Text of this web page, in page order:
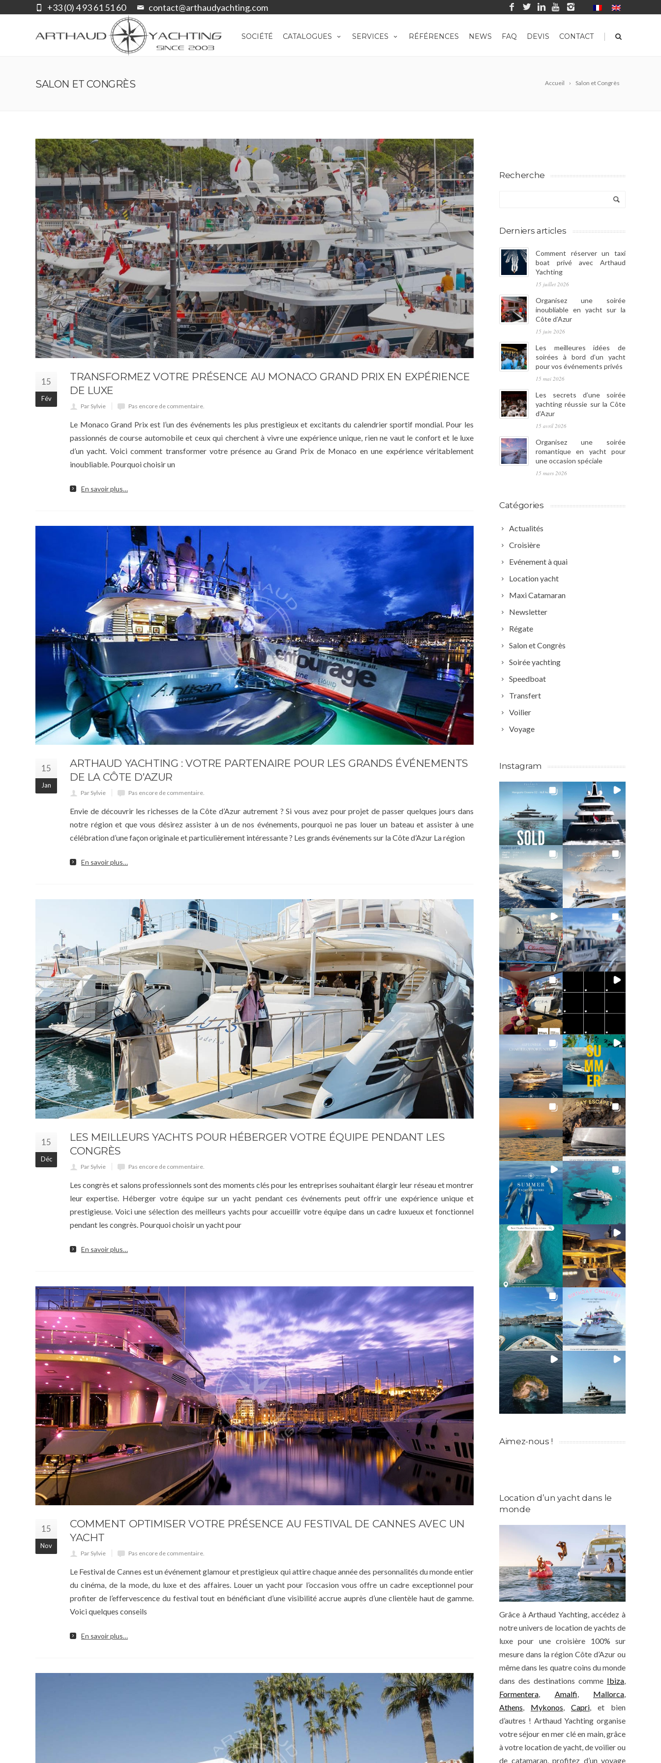
contact@arthaudyachting.com
+33 (0) 4 93 61 51 60
SOCIÉTÉ CATALOGUES SERVICES RÉFÉRENCES NEWS FAQ DEVIS CONTACT |
Accueil Salon et Congrès
SALON ET CONGRÈS
15
Fév
TRANSFORMEZ VOTRE PRÉSENCE AU MONACO GRAND PRIX EN EXPÉRIENCE
DE LUXE
Par Sylvie Pas encore de commentaire.
Le Monaco Grand Prix est l’un des événements les plus prestigieux et excitants du calendrier sportif mondial. Pour les
passionnés de course automobile et ceux qui cherchent à vivre une expérience unique, rien ne vaut le confort et le luxe
d’un yacht. Voici comment transformer votre présence au Grand Prix de Monaco en une expérience véritablement
inoubliable. Pourquoi choisir un
En savoir plus…
15
Jan
ARTHAUD YACHTING : VOTRE PARTENAIRE POUR LES GRANDS ÉVÉNEMENTS
DE LA CÔTE D’AZUR
Par Sylvie Pas encore de commentaire.
Envie de découvrir les richesses de la Côte d’Azur autrement ? Si vous avez pour projet de passer quelques jours dans
notre région et que vous désirez assister à un de nos événements, pourquoi ne pas louer un bateau et assister à une
célébration d’une façon originale et particulièrement intéressante ? Les grands événements sur la Côte d’Azur La région
En savoir plus…
15
Déc
LES MEILLEURS YACHTS POUR HÉBERGER VOTRE ÉQUIPE PENDANT LES
CONGRÈS
Par Sylvie Pas encore de commentaire.
Les congrès et salons professionnels sont des moments clés pour les entreprises souhaitant élargir leur réseau et montrer
leur expertise. Héberger votre équipe sur un yacht pendant ces événements peut offrir une expérience unique et
prestigieuse. Voici une sélection des meilleurs yachts pour accueillir votre équipe dans un cadre luxueux et fonctionnel
pendant les congrès. Pourquoi choisir un yacht pour
En savoir plus…
15
Nov
COMMENT OPTIMISER VOTRE PRÉSENCE AU FESTIVAL DE CANNES AVEC UN
YACHT
Par Sylvie Pas encore de commentaire.
Le Festival de Cannes est un événement glamour et prestigieux qui attire chaque année des personnalités du monde entier
du cinéma, de la mode, du luxe et des affaires. Louer un yacht pour l’occasion vous offre un cadre exceptionnel pour
profiter de l’effervescence du festival tout en bénéficiant d’une visibilité accrue auprès d’une clientèle haut de gamme.
Voici quelques conseils
En savoir plus…
Recherche
Derniers articles
Comment réserver un taxi
boat privé avec Arthaud
Yachting
15 juillet 2026
Organisez une soirée
inoubliable en yacht sur la
Côte d’Azur
15 juin 2026
Les meilleures idées de
soirées à bord d’un yacht
pour vos événements privés
15 mai 2026
Les secrets d’une soirée
yachting réussie sur la Côte
d’Azur
15 avril 2026
Organisez une soirée
romantique en yacht pour
une occasion spéciale
15 mars 2026
Catégories
Actualités
Croisière
Evénement à quai
Location yacht
Maxi Catamaran
Newsletter
Régate
Salon et Congrès
Soirée yachting
Speedboat
Transfert
Voilier
Voyage
Instagram
Aimez-nous !
Location d’un yacht dans le
monde
Grâce à Arthaud Yachting, accédez à
notre univers de location de yachts de
luxe pour une croisière 100% sur
mesure dans la région Côte d’Azur ou
même dans les quatre coins du monde
dans des destinations comme Ibiza,
Formentera, Amalfi, Mallorca,
Athens, Mykonos, Capri, et bien
d’autres ! Arthaud Yachting organise
votre séjour en mer clé en main, grâce
à votre location de yacht, de voilier ou
de catamaran, profitez d’un voyage